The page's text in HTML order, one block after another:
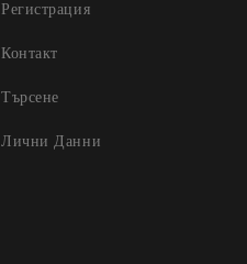
Регистрация
Контакт
Търсене
Лични Данни